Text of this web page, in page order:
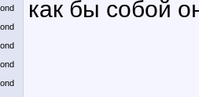
как бы собой